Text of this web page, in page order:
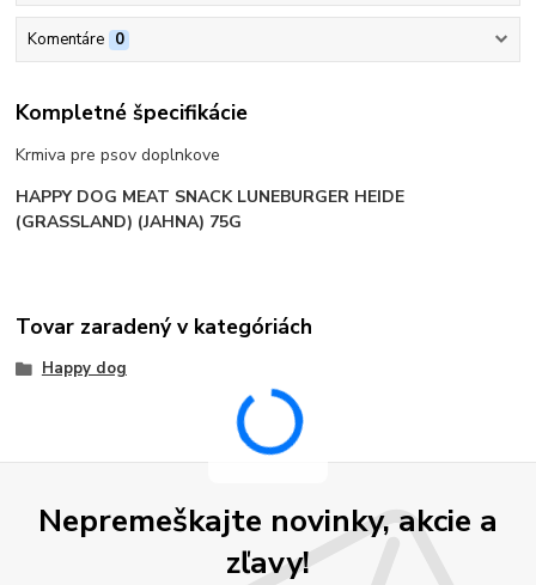
Komentáre 0
Kompletné špecifikácie
Krmiva pre psov doplnkove
HAPPY DOG MEAT SNACK LUNEBURGER HEIDE
(GRASSLAND) (JAHNA) 75G
Tovar zaradený v kategóriách
Happy dog
Nepremeškajte novinky, akcie a
zľavy!